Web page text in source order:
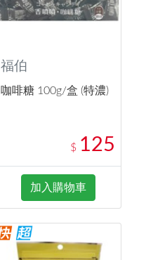
福伯
咖啡糖 100g/盒 (特濃)
$ 125
加入購物車